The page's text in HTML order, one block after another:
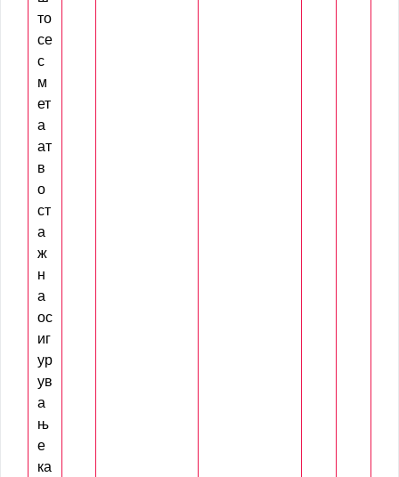
то
се
с
м
ет
а
ат
в
о
ст
а
ж
н
а
ос
иг
ур
ув
а
њ
е
ка